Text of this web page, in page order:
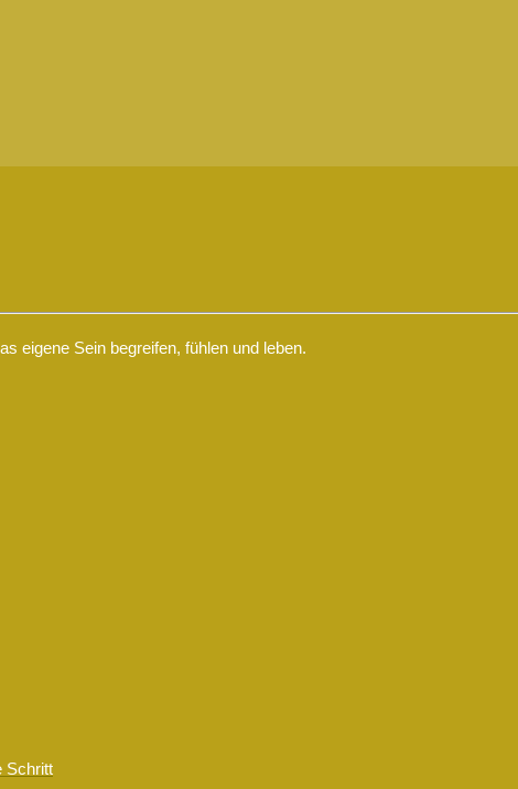
eigene Sein begreifen, fühlen und leben.
Schritt